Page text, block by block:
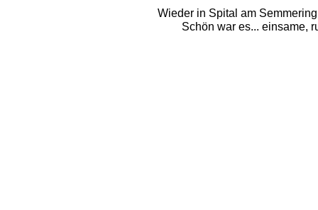
Wieder in Spital am
Schön war es... einsame,